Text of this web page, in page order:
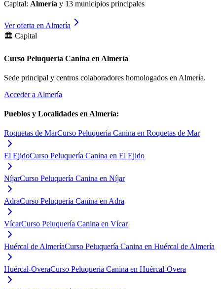
Capital: Almería y 13 municipios principales
Ver oferta en Almería
🏛️ Capital
Curso Peluquería Canina en Almería
Sede principal y centros colaboradores homologados en Almería.
Acceder a Almería
Pueblos y Localidades en Almería:
Roquetas de MarCurso Peluquería Canina en Roquetas de Mar
El EjidoCurso Peluquería Canina en El Ejido
NíjarCurso Peluquería Canina en Níjar
AdraCurso Peluquería Canina en Adra
VícarCurso Peluquería Canina en Vícar
Huércal de AlmeríaCurso Peluquería Canina en Huércal de Almería
Huércal-OveraCurso Peluquería Canina en Huércal-Overa